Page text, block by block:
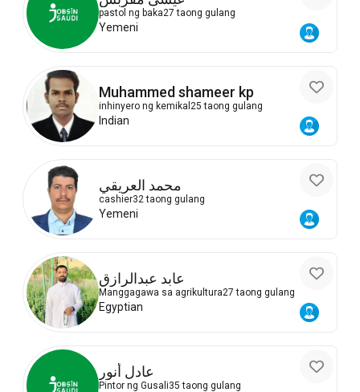
pastol ng baka27 taong gulang
Yemeni
Muhammed shameer kp
inhinyero ng kemikal 25 taong gulang
Indian
محمد العريقي
cashier32 taong gulang
Yemeni
عابد عبدالرازق
Manggagawa sa agrikultura27 taong gulang
Egyptian
عادل أنور
Pintor ng Gusali35 taong gulang